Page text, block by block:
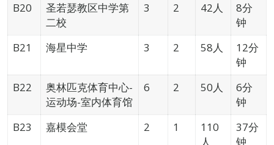
B20
圣若瑟教区中学第
二校
3 2 42人
8分
钟
B21
海星中学 3 2 58人
12分
钟
B22
奥林匹克体育中心-
运动场-室内体育馆
6 2 50人
6分
钟
B23
嘉模会堂 2 1
110
人
37分
钟